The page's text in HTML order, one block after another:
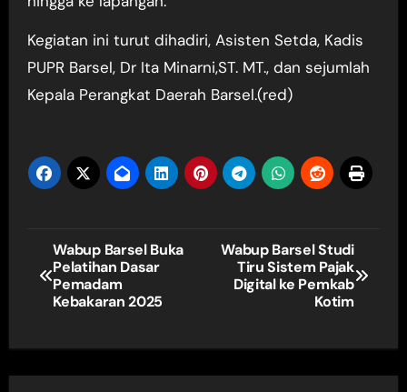
Kegiatan ini turut dihadiri, Asisten Setda, Kadis
PUPR Barsel, Dr Ita Minarni,ST. MT., dan sejumlah
Kepala Perangkat Daerah Barsel.(red)
Navigasi
pos
Wabup Barsel Buka
Pelatihan Dasar
Pemadam
Kebakaran 2025
Wabup Barsel Studi
Tiru Sistem Pajak
Digital ke Pemkab
Kotim